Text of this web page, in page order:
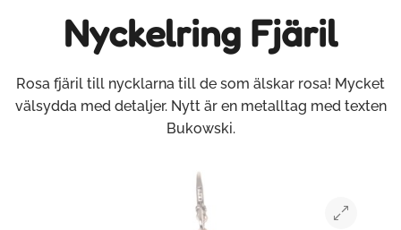
Nyckelring Fjäril
Rosa fjäril till nycklarna till de som älskar rosa! Mycket
välsydda med detaljer. Nytt är en metalltag med texten
Bukowski.